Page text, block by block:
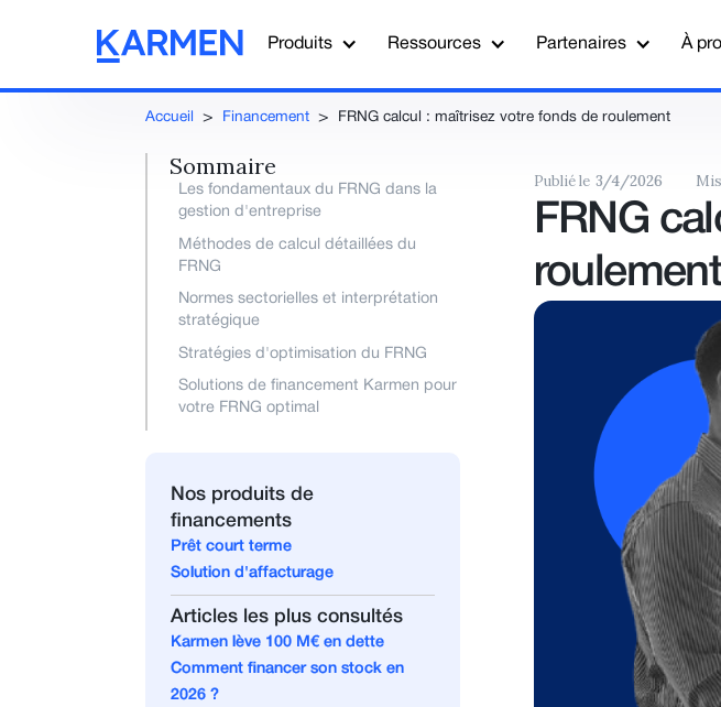
Produits Ressources Partenaires À
Accueil > Financement > FRNG calcul : maîtrisez votre fonds de roulement
Sommaire
Les fondamentaux du FRNG dans la
gestion d'entreprise
Méthodes de calcul détaillées du
FRNG
Normes sectorielles et interprétation
stratégique
Stratégies d'optimisation du FRNG
Solutions de financement Karmen pour
votre FRNG optimal
Nos produits de
financements
Prêt court terme
Solution d'affacturage
Articles les plus consultés
Karmen lève 100 M€ en dette
Comment financer son stock en
2026 ?
Publié le 3/4/2026
FRNG
roulement